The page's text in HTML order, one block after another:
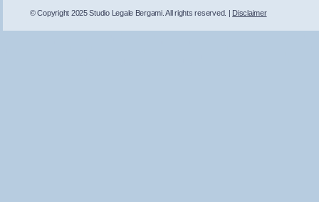
© Copyright 2025 Studio Legale Bergami. All rights reserved. | Disclaimer